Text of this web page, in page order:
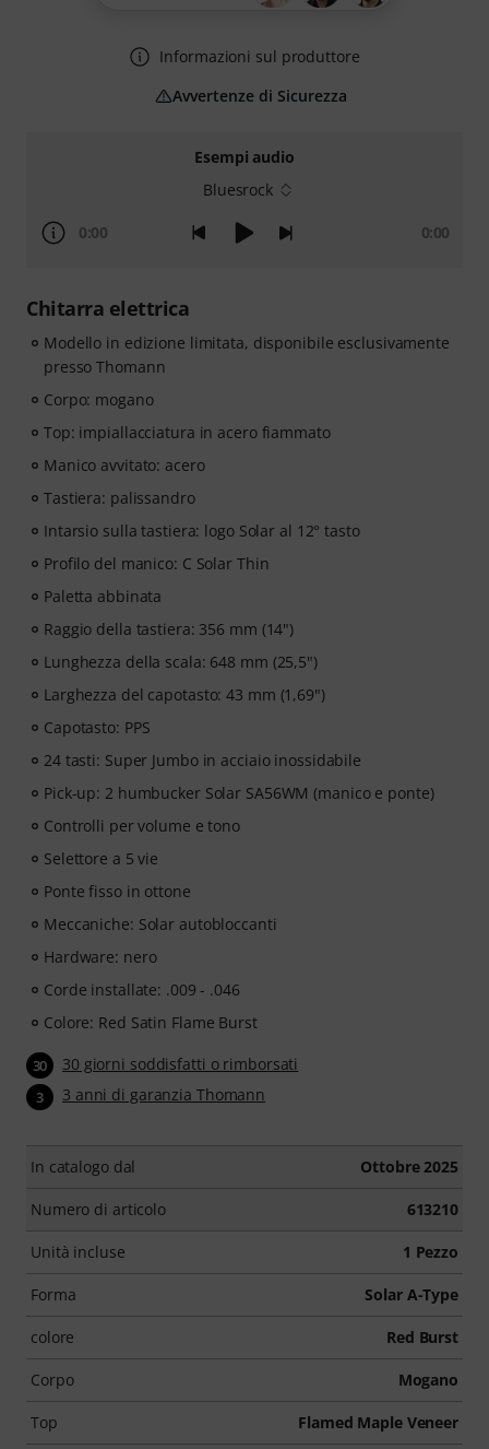
Esempi audio
Bluesrock
0:00 0:00
Chitarra elettrica
Modello in edizione limitata, disponibile esclusivamente
presso Thomann
Corpo: mogano
Top: impiallacciatura in acero fiammato
Manico avvitato: acero
Tastiera: palissandro
Intarsio sulla tastiera: logo Solar al 12° tasto
Profilo del manico: C Solar Thin
Paletta abbinata
Raggio della tastiera: 356 mm (14")
Lunghezza della scala: 648 mm (25,5")
Larghezza del capotasto: 43 mm (1,69")
Capotasto: PPS
24 tasti: Super Jumbo in acciaio inossidabile
Pick-up: 2 humbucker Solar SA56WM (manico e ponte)
Controlli per volume e tono
Selettore a 5 vie
Ponte fisso in ottone
Meccaniche: Solar autobloccanti
Hardware: nero
Corde installate: .009 - .046
Colore: Red Satin Flame Burst
30 30 giorni soddisfatti o rimborsati
3 3 anni di garanzia Thomann
In catalogo dal Ottobre 2025
Numero di articolo 613210
Unità incluse 1 Pezzo
Forma Solar A-Type
colore Red Burst
Corpo Mogano
Top Flamed Maple Veneer
Informazioni sul produttore
Avvertenze di Sicurezza